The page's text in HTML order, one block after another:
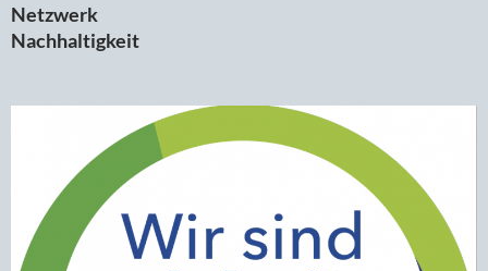
Netzwerk
Nachhaltigkeit